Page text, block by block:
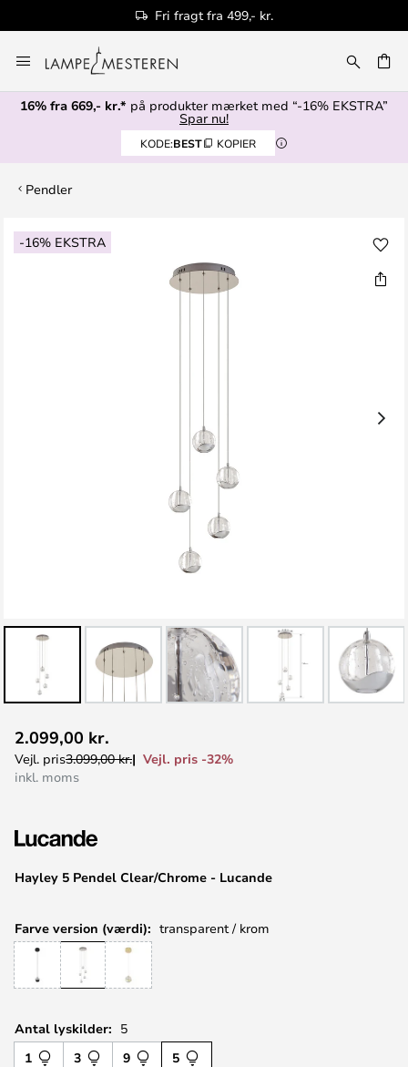
Fri fragt fra 499,- kr.
to
Content
16% fra 669,- kr.* på produkter mærket med “-16% EKSTRA”
Spar nu!
KODE:BEST KOPIER
Pendler
-16% EKSTRA
Gå
til
til
starten
Hayley 5 Pendel Clear/Chrome - Lucande
2.099,00 kr.
Vejl. pris3.099,00 kr.
Vejl. pris -32%
inkl. moms
Farve version (værdi): transparent / krom
Antal lyskilder: 5
1
3 9 5